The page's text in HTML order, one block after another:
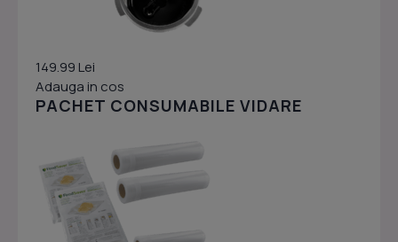
149.99 Lei
Adauga in cos
PACHET CONSUMABILE VIDARE